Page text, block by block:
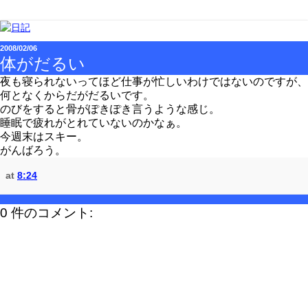
2008/02/06
体がだるい
夜も寝られないってほど仕事が忙しいわけではないのですが、
何となくからだがだるいです。
のびをすると骨がぽきぽき言うような感じ。
睡眠で疲れがとれていないのかなぁ。
今週末はスキー。
がんばろう。
at 8:24
0 件のコメント: